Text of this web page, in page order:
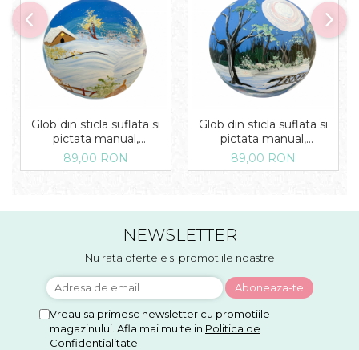
Glob din sticla suflata si
pictata manual,
Argcoms, Fabrica lui Mos
Craciun, Iarna pe ulita,
89,00 RON
Glob din sticla suflata si
pictata manual,
Argcoms, Fabrica lui Mos
Craciun, Peisaj de iarna in
89,00 RON
NEWSLETTER
Nu rata ofertele si promotiile noastre
Vreau sa primesc newsletter cu promotiile
magazinului. Afla mai multe in Politica de
Confidentialitate